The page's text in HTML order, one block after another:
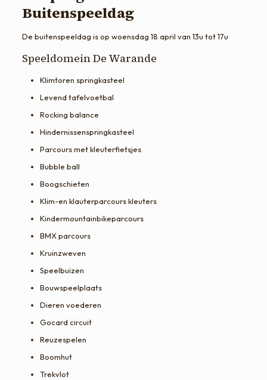
Buitenspeeldag
De buitenspeeldag is op woensdag 18 april van 13u tot 17u
Speeldomein De Warande
Klimtoren springkasteel
Levend tafelvoetbal
Rocking balance
Hindernissenspringkasteel
Parcours met kleuterfietsjes
Bubble ball
Boogschieten
Klim-en klauterparcours kleuters
Kindermountainbikeparcours
BMX parcours
Kruinzweven
Speelbuizen
Bouwspeelplaats
Dieren voederen
Gocard circuit
Reuzespelen
Boomhut
Trekvlot